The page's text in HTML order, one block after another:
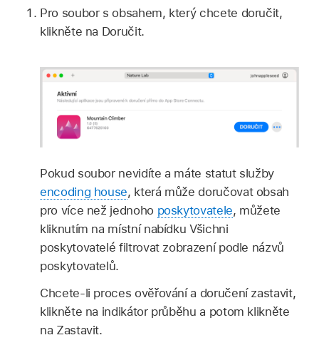
Pro soubor s obsahem, který chcete doručit,
klikněte na Doručit.
Pokud soubor nevidíte a máte statut služby
encoding house, která může doručovat obsah
pro více než jednoho poskytovatele, můžete
kliknutím na místní nabídku Všichni
poskytovatelé filtrovat zobrazení podle názvů
poskytovatelů.
Chcete‑li proces ověřování a doručení zastavit,
klikněte na indikátor průběhu a potom klikněte
na Zastavit.